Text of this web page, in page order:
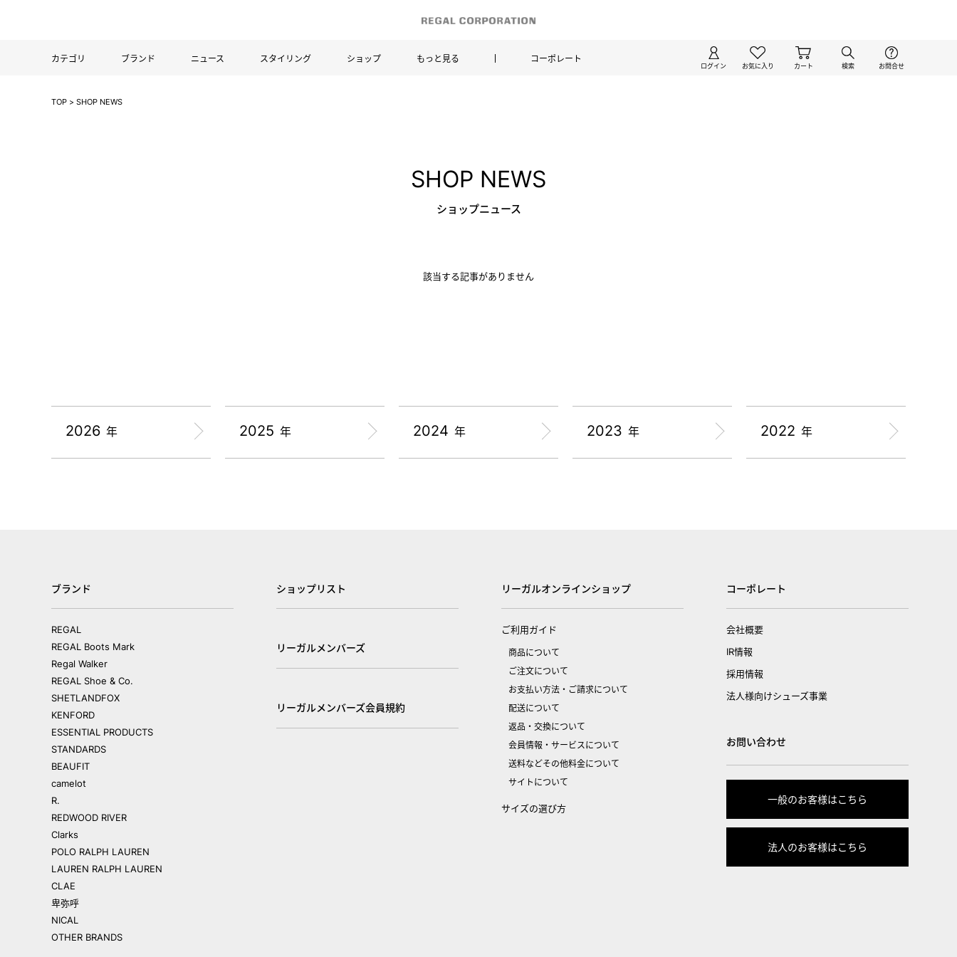
カテゴリ ブランド ニュース スタイリング ショップ もっと見る コーポレート
ログイン お気に入り カート 検索 お問合せ
TOP > SHOP NEWS
SHOP NEWS
ショップニュース
該当する記事がありません
2026 年 2025 年 2024 年 2023 年 2022 年
ブランド
REGAL
REGAL Boots Mark
Regal Walker
REGAL Shoe & Co.
SHETLANDFOX
KENFORD
ESSENTIAL PRODUCTS
STANDARDS
BEAUFIT
camelot
R.
REDWOOD RIVER
Clarks
POLO RALPH LAUREN
LAUREN RALPH LAUREN
CLAE
卑弥呼
NICAL
OTHER BRANDS
ショップリスト
リーガルメンバーズ
リーガルメンバーズ会員規約
リーガルオンラインショップ
ご利用ガイド
商品について
ご注文について
お支払い方法・ご請求について
配送について
返品・交換について
会員情報・サービスについて
送料などその他料金について
サイトについて
サイズの選び方
コーポレート
会社概要
IR情報
採用情報
法人様向けシューズ事業
お問い合わせ
一般のお客様はこちら
法人のお客様はこちら